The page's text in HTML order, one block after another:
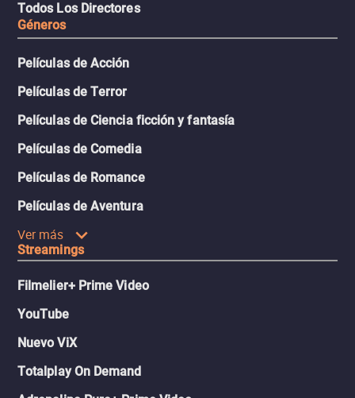
Todos Los Directores
Géneros
Películas de Acción
Películas de Terror
Películas de Ciencia ficción y fantasía
Películas de Comedia
Películas de Romance
Películas de Aventura
Ver más
Streamings
Filmelier+ Prime Video
YouTube
Nuevo ViX
Totalplay On Demand